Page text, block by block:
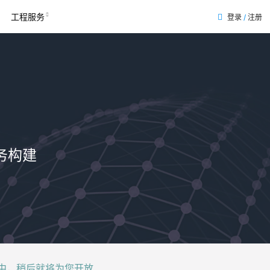
工程服务 登录 / 注册
构建